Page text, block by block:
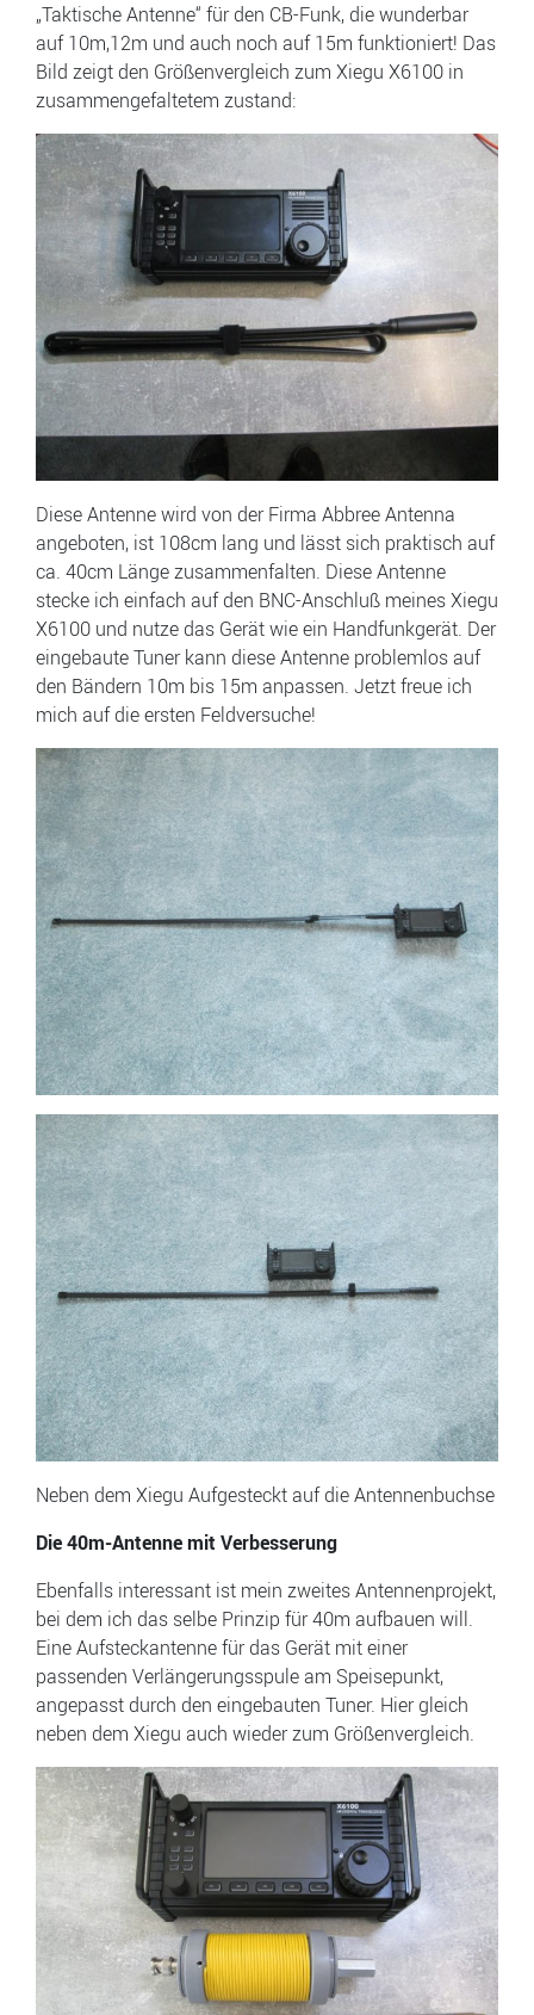
„Taktische Antenne“ für den CB-Funk, die wunderbar
auf 10m,12m und auch noch auf 15m funktioniert! Das
Bild zeigt den Größenvergleich zum Xiegu X6100 in
zusammengefaltetem zustand:
Diese Antenne wird von der Firma Abbree Antenna
angeboten, ist 108cm lang und lässt sich praktisch auf
ca. 40cm Länge zusammenfalten. Diese Antenne
stecke ich einfach auf den BNC-Anschluß meines Xiegu
X6100 und nutze das Gerät wie ein Handfunkgerät. Der
eingebaute Tuner kann diese Antenne problemlos auf
den Bändern 10m bis 15m anpassen. Jetzt freue ich
mich auf die ersten Feldversuche!
Neben dem Xiegu Aufgesteckt auf die Antennenbuchse
Die 40m-Antenne mit Verbesserung
Ebenfalls interessant ist mein zweites Antennenprojekt,
bei dem ich das selbe Prinzip für 40m aufbauen will.
Eine Aufsteckantenne für das Gerät mit einer
passenden Verlängerungsspule am Speisepunkt,
angepasst durch den eingebauten Tuner. Hier gleich
neben dem Xiegu auch wieder zum Größenvergleich.